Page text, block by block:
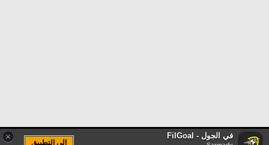
× في الجول - FilGoal
الى التطبيق